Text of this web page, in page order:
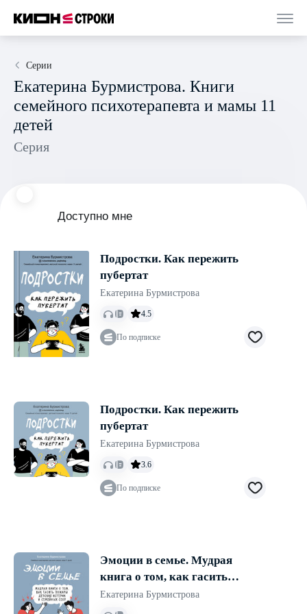
Серии
Екатерина Бурмистрова. Книги
семейного психотерапевта и мамы 11
детей
Серия
Доступно мне
Подростки. Как пережить
пубертат
Екатерина Бурмистрова
4.5
По подписке
Подростки. Как пережить
пубертат
Екатерина Бурмистрова
3.6
По подписке
Эмоции в семье. Мудрая
книга о том, как гасить
пожары детских истерик и
семейных ссор
Екатерина Бурмистрова